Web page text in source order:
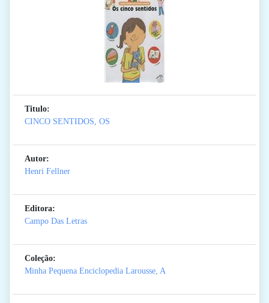
Titulo:
CINCO SENTIDOS, OS
Autor:
Henri Fellner
Editora:
Campo Das Letras
Coleção:
Minha Pequena Enciclopedia Larousse, A